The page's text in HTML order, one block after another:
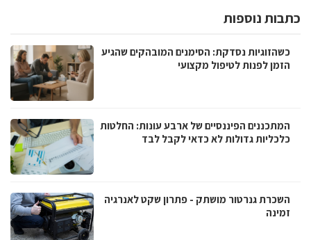
כתבות נוספות
כשהזוגיות נסדקת: הסימנים המובהקים שהגיע
הזמן לפנות לטיפול מקצועי
המתכננים הפיננסיים של ארבע עונות: החלטות
כלכליות גדולות לא כדאי לקבל לבד
השכרת גנרטור מושתק - פתרון שקט לאנרגיה
זמינה